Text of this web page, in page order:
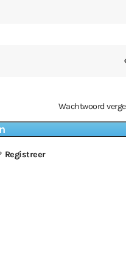
Wachtwoord
Registreer